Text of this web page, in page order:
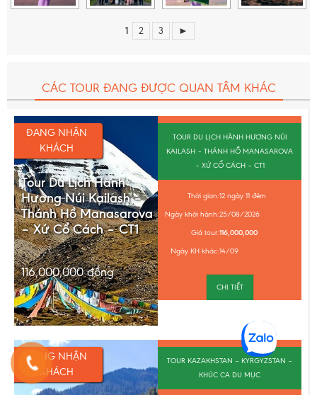
1 2 3 ►
CÁC TOUR ĐANG ĐƯỢC QUAN TÂM KHÁC
ĐANG NHẬN
KHÁCH
Tour Du Lịch Hành
Hương Núi Kailash –
Thánh Hồ Manasarova
– Xứ Cổ Cách – CT1
116,000,000đồng
TOUR DU LỊCH HÀNH HƯƠNG NÚI
KAILASH – THÁNH HỒ MANASAROVA
– XỨ CỔ CÁCH – CT1
Thời gian:12 ngày 11 đêm
Ngày khởi hành:25/08/2026
Giá tour:116,000,000
Ngày KH khác:14/09
CHI TIẾT
ĐANG NHẬN
KHÁCH
TOUR KAZAKHSTAN – KYRGYZSTAN –
KHÚC CA DU MỤC